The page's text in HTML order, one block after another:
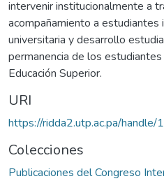
intervenir institucionalmente a
acompañamiento a estudiantes
universitaria y desarrollo
permanencia de los
Educación Superior.
URI
https://ridda2.utp.ac.pa/
Colecciones
Publicaciones del Congreso